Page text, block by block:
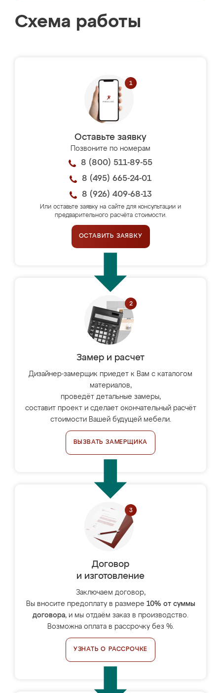
Схема работы
Оставьте заявку
Позвоните по номерам
8 (800) 511-89-55
8 (495) 665-24-01
8 (926) 409-68-13
Или оставьте заявку на сайте для консультации и
предварительного расчёта стоимости.
ОСТАВИТЬ ЗАЯВКУ
Замер и расчет
Дизайнер-замерщик приедет к Вам с каталогом
материалов,
проведёт детальные замеры,
составит проект и сделает окончательный расчёт
стоимости Вашей будущей мебели.
ВЫЗВАТЬ ЗАМЕРЩИКА
Договор
и изготовление
Заключаем договор,
Вы вносите предоплату в размере 10% от суммы
договора, и мы отдаём заказ в производство.
Возможна оплата в рассрочку без %.
УЗНАТЬ О РАССРОЧКЕ